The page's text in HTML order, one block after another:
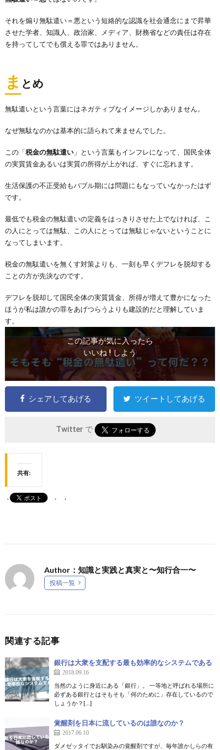
それを煽り無駄遣い＝悪という短絡的な認識を社会通念にまで昇華
させた学者、知識人、政治家、メディア、財務省などの責任は存在
を持ってしてでも償える罪ではありません。
ま とめ
無駄遣いという言葉にはネガティブなイメージしかありません。
なぜ無駄なのかは基本的に語られて来ませんでした。
この「税金の無駄遣い 」という言葉もインフレになって、国民全体
の実質賃金あるいは実質の所得が上がれば、すぐに忘れます。
生活保護の不正受給もバブル期には問題にもなっていなかったはず
です。
最低でも税金の無駄遣いの定義をはっきりさせた上でなければ、こ
の人にとっては無駄、この人にとっては無駄じゃないということに
なってしまいます。
税金の無駄遣いを無くす対策よりも、一刻も早くデフレを脱却する
ことの方が先決なのです。
デフレを脱却して国民全体の実質賃金、所得が増えて豊かになった
ほうが私は誰かの罪をあげつらうよりも建設的だと理解していま
す。
この記事が気に入ったら
いいね ! しよう
シェアしてあげる ツイートしてあげる
Twitter で
共有:
Author：知識と実践と真実と〜知行合一〜
投稿一覧
関連する記事
銀行は大衆を支配する最も効率的なシステムである
2018.09.16
当然のように身近にある「銀行」。 一等地と呼ばれる場所に
必ずある銀行とはそもそも「何のために」存在しているので
しょうか？[…]
覚醒剤を日本に流しているのは誰なのか？
2017.06.10
ダメゼッタイでお馴染みの覚醒剤ですが、毎年誰かしらの有